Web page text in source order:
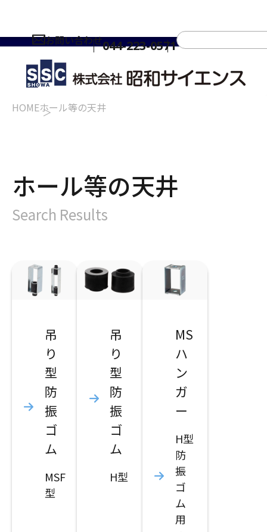
お問い合わせ044-223-0571
HOMEホール等の天井
ホール等の天井
Search Results
吊
り
型
防
振
ゴ
ム
MSF
型
吊
り
型
防
振
ゴ
ム
H型
MS
ハ
ン
ガ
ー
H型
防
振
ゴ
ム
用